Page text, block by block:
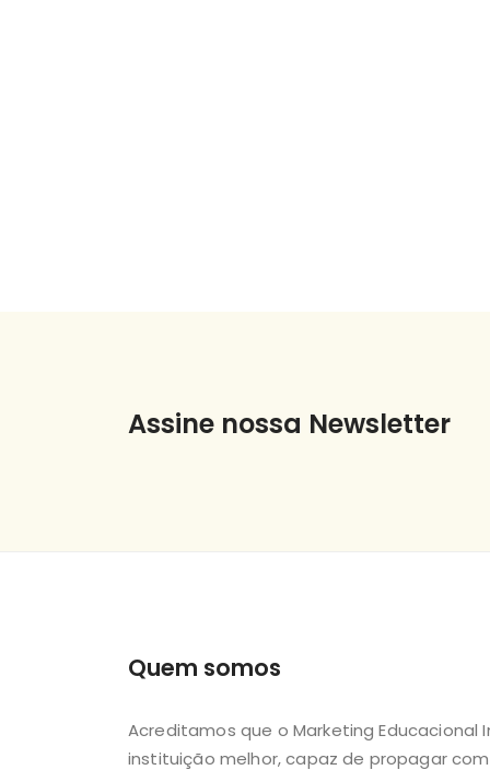
Assine nossa Newsletter
Quem somos
Acreditamos que o Marketing
instituição melhor, capaz de propagar